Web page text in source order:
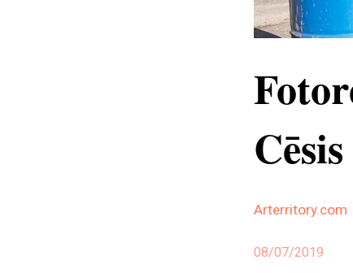
Arterritory.com
08/07/2019